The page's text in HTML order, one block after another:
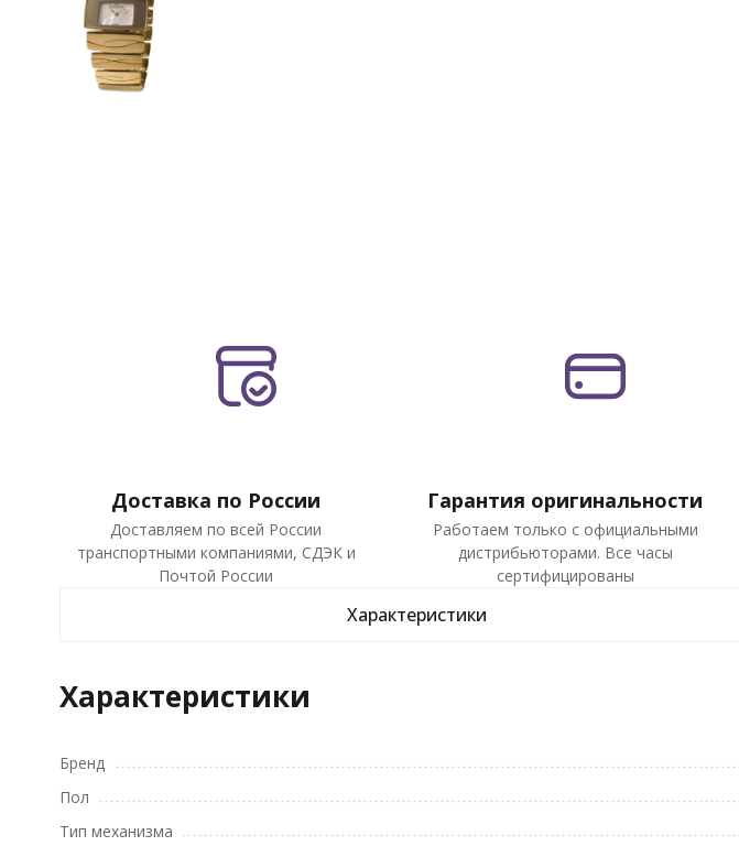
Доставка по России
Доставляем по всей России
транспортными компаниями, СДЭК и
Почтой России
Гарантия оригинальности
Работаем только с официальными
дистрибьюторами. Все часы
сертифицированы
Характеристики
Характеристики
Бренд
Пол
Тип механизма